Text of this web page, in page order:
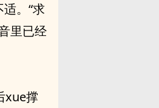
。“求
里已经
xue撑